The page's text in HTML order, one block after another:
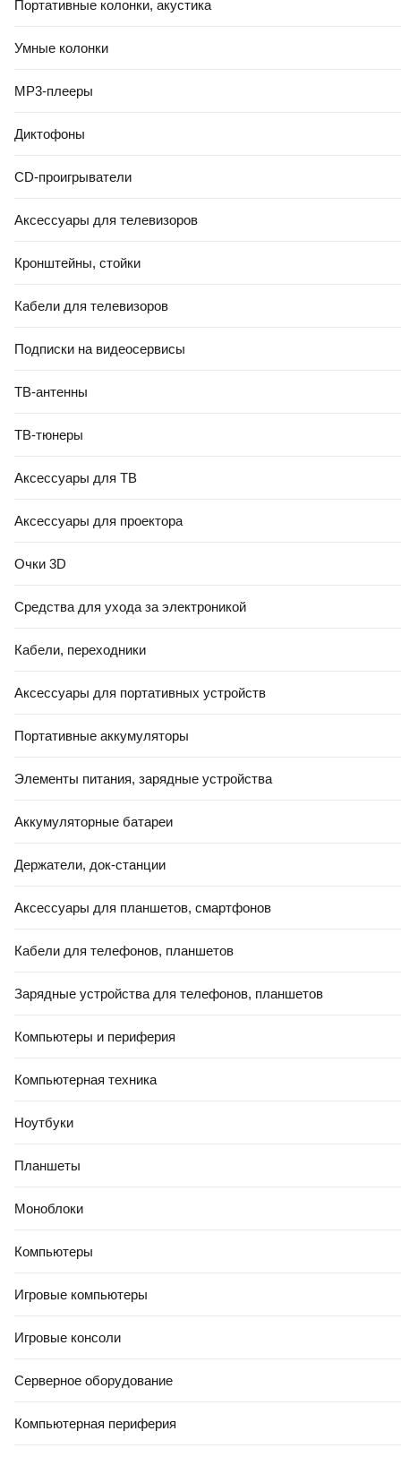
Портативные колонки, акустика
Умные колонки
MP3-плееры
Диктофоны
CD-проигрыватели
Аксессуары для телевизоров
Кронштейны, стойки
Кабели для телевизоров
Подписки на видеосервисы
ТВ-антенны
ТВ-тюнеры
Аксессуары для ТВ
Аксессуары для проектора
Очки 3D
Средства для ухода за электроникой
Кабели, переходники
Аксессуары для портативных устройств
Портативные аккумуляторы
Элементы питания, зарядные устройства
Аккумуляторные батареи
Держатели, док-станции
Аксессуары для планшетов, смартфонов
Кабели для телефонов, планшетов
Зарядные устройства для телефонов, планшетов
Компьютеры и периферия
Компьютерная техника
Ноутбуки
Планшеты
Моноблоки
Компьютеры
Игровые компьютеры
Игровые консоли
Серверное оборудование
Компьютерная периферия